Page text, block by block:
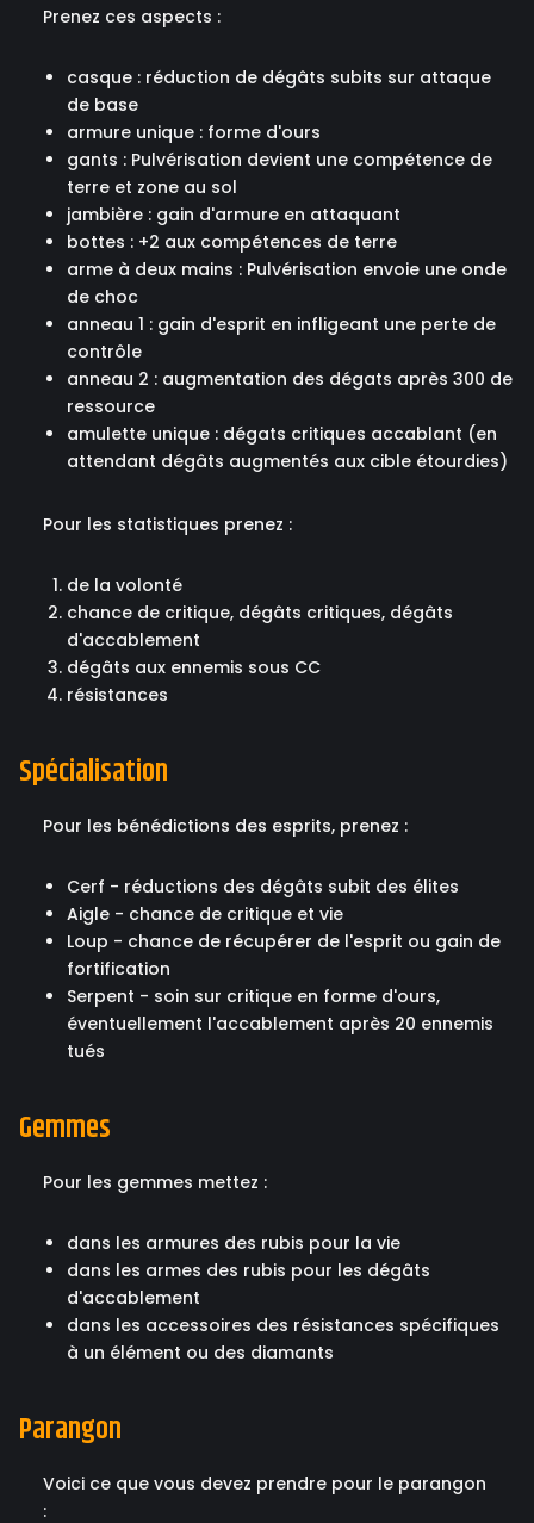
Prenez ces aspects :
casque : réduction de dégâts subits sur attaque
de base
armure unique : forme d'ours
gants : Pulvérisation devient une compétence de
terre et zone au sol
jambière : gain d'armure en attaquant
bottes : +2 aux compétences de terre
arme à deux mains : Pulvérisation envoie une onde
de choc
anneau 1 : gain d'esprit en infligeant une perte de
contrôle
anneau 2 : augmentation des dégats après 300 de
ressource
amulette unique : dégats critiques accablant (en
attendant dégâts augmentés aux cible étourdies)
Pour les statistiques prenez :
de la volonté
chance de critique, dégâts critiques, dégâts
d'accablement
dégâts aux ennemis sous CC
résistances
Spécialisation
Pour les bénédictions des esprits, prenez :
Cerf - réductions des dégâts subit des élites
Aigle - chance de critique et vie
Loup - chance de récupérer de l'esprit ou gain de
fortification
Serpent - soin sur critique en forme d'ours,
éventuellement l'accablement après 20 ennemis
tués
Gemmes
Pour les gemmes mettez :
dans les armures des rubis pour la vie
dans les armes des rubis pour les dégâts
d'accablement
dans les accessoires des résistances spécifiques
à un élément ou des diamants
Parangon
Voici ce que vous devez prendre pour le parangon
: